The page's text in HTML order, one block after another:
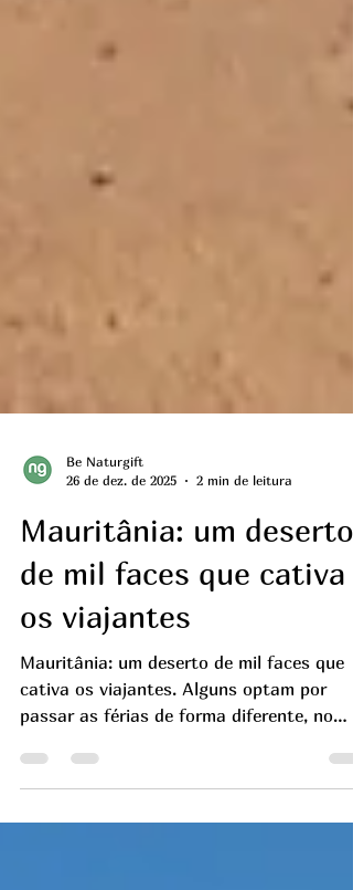
Be Naturgift
26 de dez. de 2025
Mauritânia: um deserto
de mil faces que cativa
os viajantes
cativa os viajantes. Alguns optam por
passar as férias de forma diferente, no
meio da natureza, longe do turismo de